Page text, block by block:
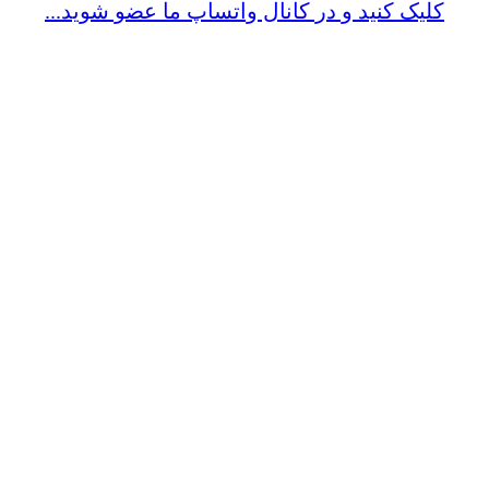
کلیک کنید و در کانال واتساپ ما عضو شوید...